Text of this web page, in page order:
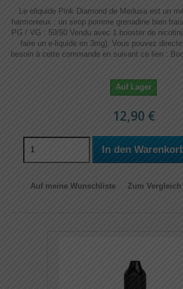
Le eliquide Pink Diamond de Medusa est un
harmonieux : un sirop pomme grenadine bien
PG / VG : 50/50 Vendu avec 1 booster de
faire un e-liquide en 3mg). Vous pouvez
besoin à cette commande en suivant ce lien :
Auf Lager
12,90 €
In den
Auf meine Wunschliste Zum